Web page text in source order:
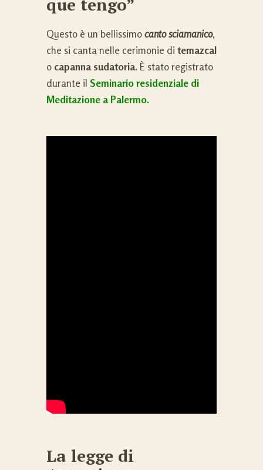
que tengo”
Questo è un bellissimocanto sciamanico,
che si canta nelle cerimonie di temazcal
o capanna sudatoria.È stato registrato
durante il Seminario residenziale di
Meditazione a Palermo.
La legge di